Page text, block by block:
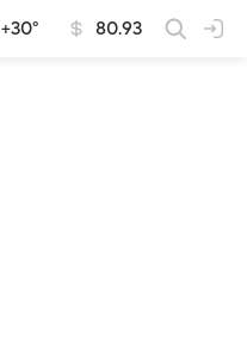
+30° 80.93